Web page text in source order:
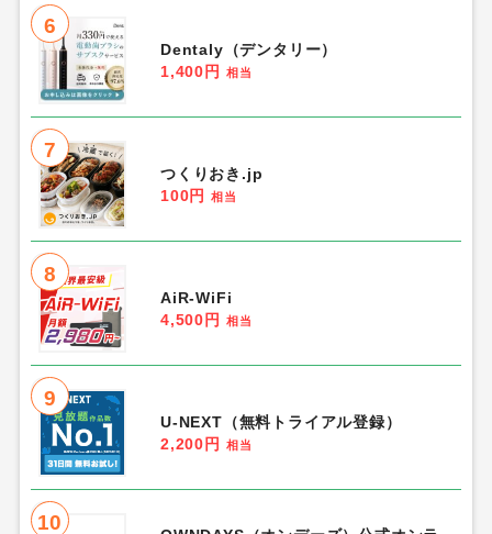
6
Dentaly（デンタリー）
1,400円
相当
7
つくりおき.jp
100円
相当
8
AiR-WiFi
4,500円
相当
9
U-NEXT（無料トライアル登録）
2,200円
相当
10